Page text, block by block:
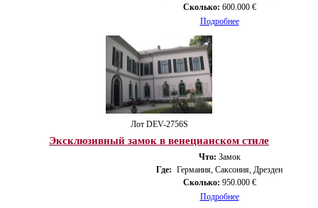
Сколько: 600.000 €
Подробнее
Лот DEV-2756S
Эксклюзивный замок в венецианском стиле
Что: Замок
Где: Германия, Саксония, Дрезден
Сколько: 950.000 €
Подробнее